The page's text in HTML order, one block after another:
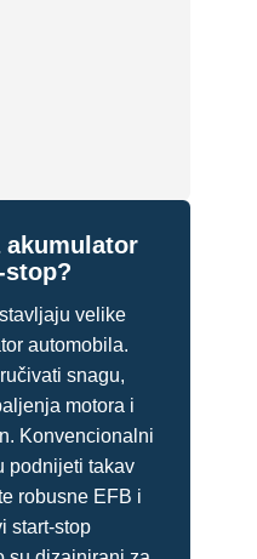
akumulator
stop?
velike
automobila.
snagu,
motora i
Konvencionalni
podnijeti takav
robusne EFB i
start-stop